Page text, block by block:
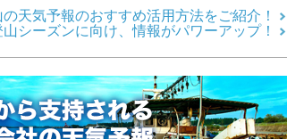
天気予報のおすすめ活用方法をご紹介！
シーズンに向け、情報がパワーアップ！